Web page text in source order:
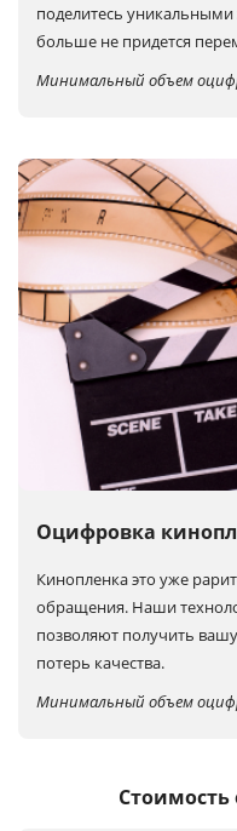
поделитесь
больше не придется
Минимальный объем
Оцифровка
Кинопленка это уже
обращения. Наши
позволяют получить
потерь качества.
Минимальный объем
Стоимость